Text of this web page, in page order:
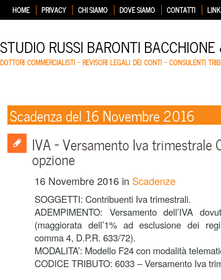
HOME PRIVACY CHI SIAMO DOVE SIAMO CONTATTI LINK
STUDIO RUSSI BARONTI
DOTTORI COMMERCIALISTI – REVISORI LEGALI DEI CONTI – CONSULENTI
Scadenza del 16 Novembre 2016
IVA – Versamento Iva trimestrale
opzione
16 Novembre 2016 in Scadenze
SOGGETTI: Contribuenti Iva trimestrali.
ADEMPIMENTO: Versamento dell’IVA
(maggiorata dell’1% ad esclusione dei
comma 4, D.P.R. 633/72).
MODALITA’: Modello F24 con modalità
CODICE TRIBUTO: 6033 – Versamento Iva